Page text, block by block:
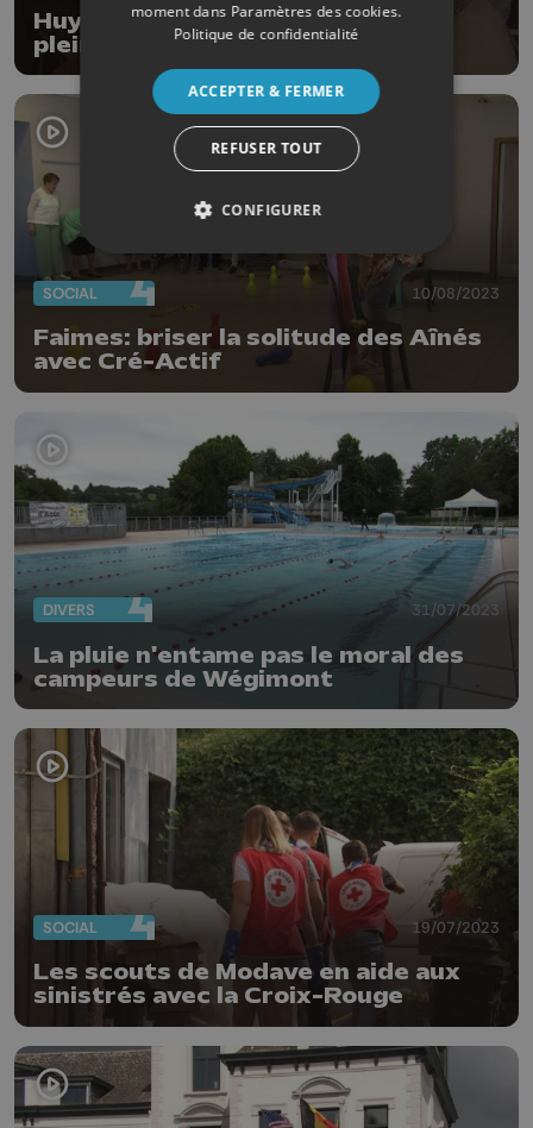
Huy: Les Ateliers d'Emma font le
plein
SOCIAL 10/08/2023
Faimes: briser la solitude des Aînés
avec Cré-Actif
DIVERS 31/07/2023
La pluie n'entame pas le moral des
campeurs de Wégimont
SOCIAL 19/07/2023
Les scouts de Modave en aide aux
sinistrés avec la Croix-Rouge
moment dans Paramètres des cookies.
Politique de confidentialité
ACCEPTER & FERMER
REFUSER TOUT
CONFIGURER